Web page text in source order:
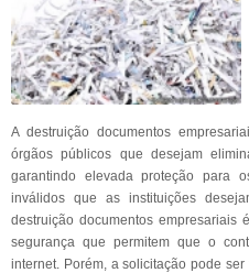
A destruição documentos
órgãos públicos que desejam
garantindo elevada proteção para
inválidos que as instituições
destruição documentos empresariais
segurança que permitem que o
internet. Porém, a solicitação pode